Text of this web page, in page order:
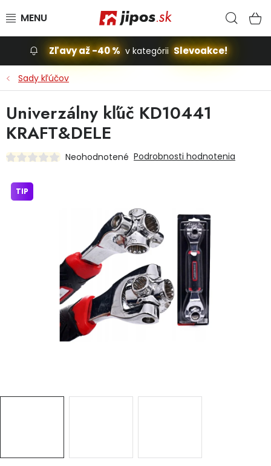
Slevoakce
Stavba, dom
Dielňa
Príslušenstvo pre automobily
Vybavenie a hračky pre deti
Domácnosť
Ochranné pracovné pomôcky
Servis náradia Hodnotenie obchodu
Zľavy až -40 % v kategórii Slevoakce!
Sady kľúčov
Univerzálny kľúč KD10441
KRAFT&DELE
Neohodnotené Podrobnosti hodnotenia
TIP